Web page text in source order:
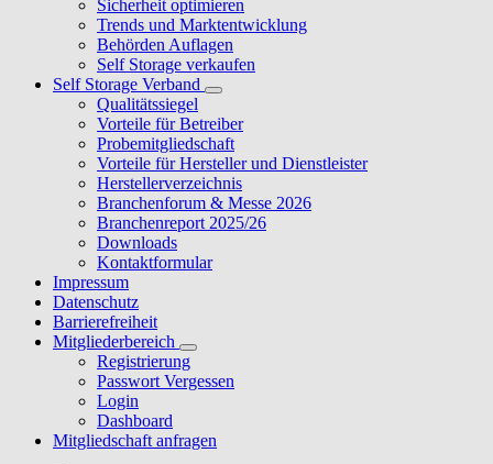
Sicherheit optimieren
Trends und Marktentwicklung
Behörden Auflagen
Self Storage verkaufen
Self Storage Verband
Qualitätssiegel
Vorteile für Betreiber
Probemitgliedschaft
Vorteile für Hersteller und Dienstleister
Herstellerverzeichnis
Branchenforum & Messe 2026
Branchenreport 2025/26
Downloads
Kontaktformular
Impressum
Datenschutz
Barrierefreiheit
Mitgliederbereich
Registrierung
Passwort Vergessen
Login
Dashboard
Mitgliedschaft anfragen